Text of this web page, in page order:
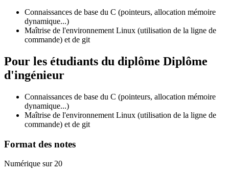
Connaissances de base du C (pointeurs, allocation mémoire
dynamique...)
Maîtrise de l'environnement Linux (utilisation de la ligne de
commande) et de git
Pour les étudiants du diplôme Diplôme
d'ingénieur
Connaissances de base du C (pointeurs, allocation mémoire
dynamique...)
Maîtrise de l'environnement Linux (utilisation de la ligne de
commande) et de git
Format des notes
Numérique sur 20